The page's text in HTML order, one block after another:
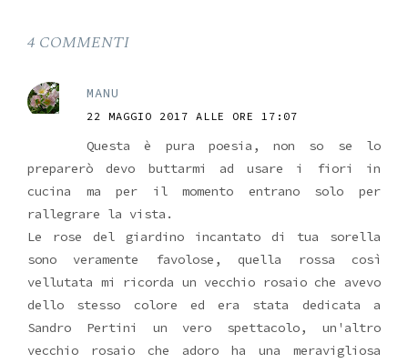
4 COMMENTI
MANU
22 MAGGIO 2017 ALLE ORE 17:07
Questa è pura poesia, non so se lo
preparerò devo buttarmi ad usare i fiori in
cucina ma per il momento entrano solo per
rallegrare la vista.
Le rose del giardino incantato di tua sorella
sono veramente favolose, quella rossa così
vellutata mi ricorda un vecchio rosaio che avevo
dello stesso colore ed era stata dedicata a
Sandro Pertini un vero spettacolo, un'altro
vecchio rosaio che adoro ha una meravigliosa